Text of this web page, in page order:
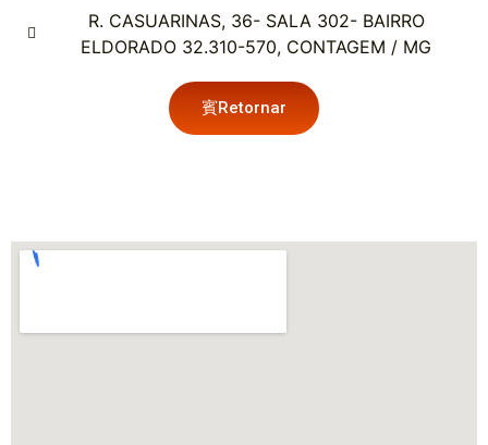
R. CASUARINAS, 36- SALA 302- BAIRRO
ELDORADO 32.310-570, CONTAGEM / MG
Retornar